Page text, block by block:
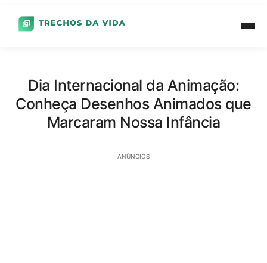
Dia Internacional da Animação:
Conheça Desenhos Animados que
Marcaram Nossa Infância
ANÚNCIOS